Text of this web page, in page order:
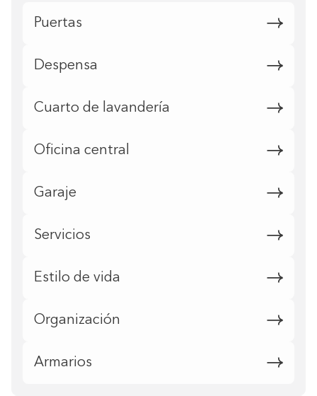
Puertas
Despensa
Cuarto de lavandería
Oficina central
Garaje
Servicios
Estilo de vida
Organización
Armarios